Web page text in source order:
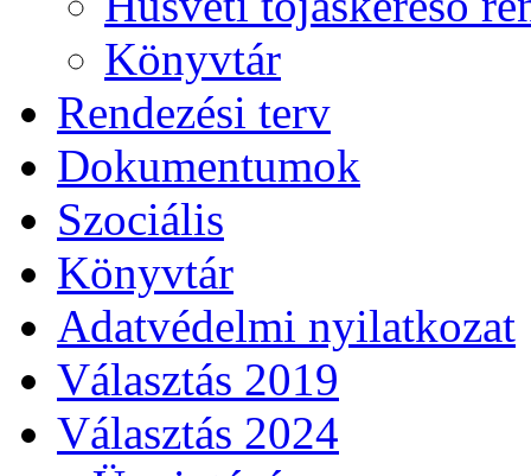
Könyvtár
Rendezési terv
Dokumentumok
Szociális
Könyvtár
Adatvédelmi nyilatkozat
Választás 2019
Választás 2024